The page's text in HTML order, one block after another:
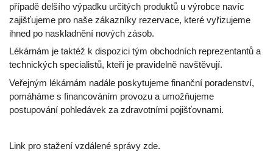
případě delšího výpadku určitých produktů u výrobce navíc
zajišťujeme pro naše zákazníky rezervace, které vyřizujeme
ihned po naskladnění nových zásob.
Lékárnám je taktéž k dispozici tým obchodních reprezentantů a
technických specialistů, kteří je pravidelně navštěvují.
Veřejným lékárnám nadále poskytujeme finanční poradenství,
pomáháme s financováním provozu a umožňujeme
postupování pohledávek za zdravotními pojišťovnami.
Link pro stažení vzdálené správy zde.